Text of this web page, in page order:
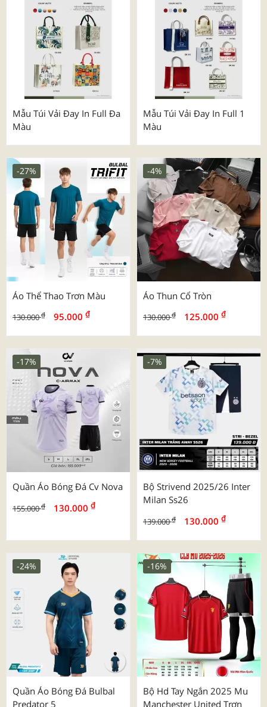
Mẫu Túi Vải Đay In Full Đa
Màu
Mẫu Túi Vải Đay In Full 1
Màu
Áo Thể Thao Trơn Màu
130.000₫ 95.000 ₫
-27%
Áo Thun Cổ Tròn
130.000₫ 125.000 ₫
-4%
Quần Áo Bóng Đá Cv Nova
155.000₫ 130.000 ₫
-17%
Bộ Strivend 2025/26 Inter
Milan Ss26
139.000₫ 130.000 ₫
-7%
Quần Áo Bóng Đá Bulbal
Predator 5
-24%
Bộ Hd Tay Ngắn 2025 Mu
Manchester United Trơn
-16%